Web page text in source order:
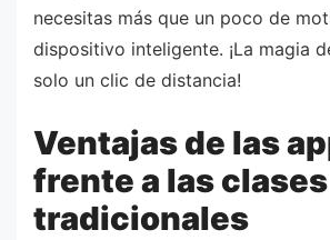
necesitas más que un poco de
dispositivo inteligente. ¡La magia
solo un clic de distancia!
Ventajas de las
frente a las clases
tradicionales